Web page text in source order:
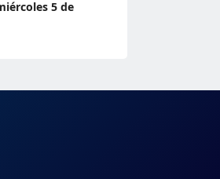
5 de